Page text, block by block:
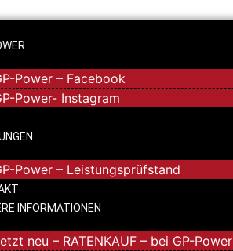
Power – Facebook
Power- Instagram
Power – Leistungsprüfstand
INFORMATIONEN
neu – RATENKAUF – bei GP-Power